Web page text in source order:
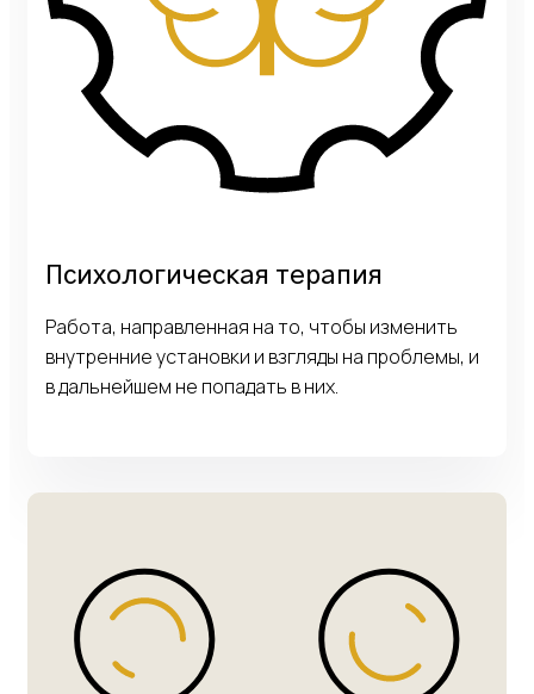
Психологическая терапия
Работа, направленная на то, чтобы изменить
внутренние установки и взгляды на проблемы, и
в дальнейшем не попадать в них.